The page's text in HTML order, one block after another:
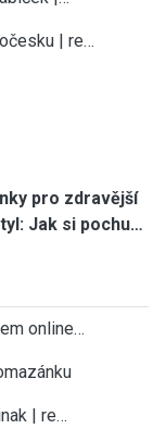
| re…
pro zdravější
Jak si pochu…
online…
| re…